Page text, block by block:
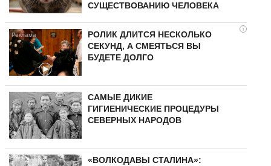
СУЩЕСТВОВАНИЮ ЧЕЛОВЕКА
i
РОЛИК ДЛИТСЯ НЕСКОЛЬКО
СЕКУНД, А СМЕЯТЬСЯ ВЫ
БУДЕТЕ ДОЛГО
САМЫЕ ДИКИЕ
ГИГИЕНИЧЕСКИЕ ПРОЦЕДУРЫ
СЕВЕРНЫХ НАРОДОВ
«ВОЛКОДАВЫ СТАЛИНА»: